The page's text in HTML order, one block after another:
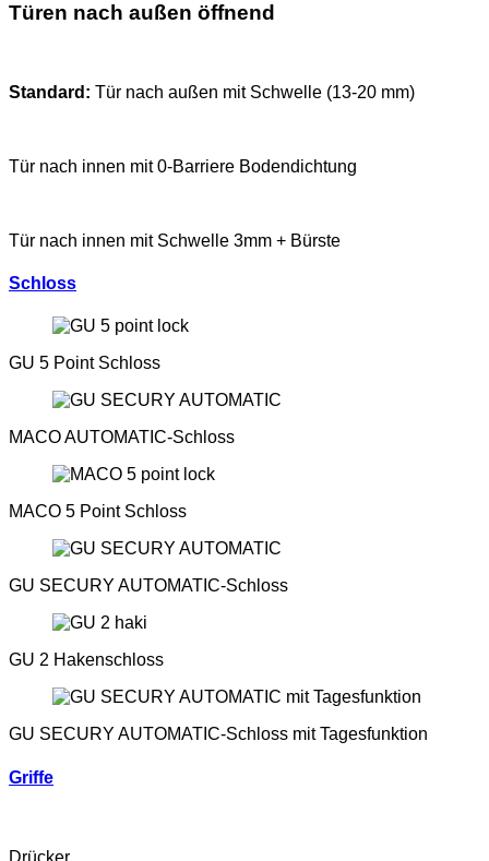
Türen nach außen öffnend
Standard: Tür nach außen mit Schwelle (13-20 mm)
Tür nach innen mit 0-Barriere Bodendichtung
Tür nach innen mit Schwelle 3mm + Bürste
Schloss
GU 5 Point Schloss
MACO AUTOMATIC-Schloss
MACO 5 Point Schloss
GU SECURY AUTOMATIC-Schloss
GU 2 Hakenschloss
GU SECURY AUTOMATIC-Schloss mit Tagesfunktion
Griffe
Drücker